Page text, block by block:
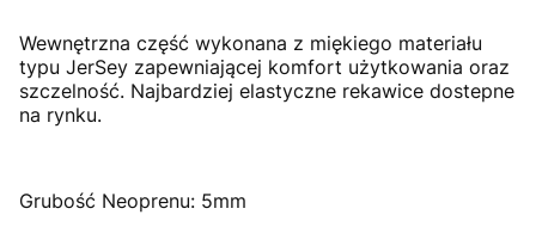
Wewnętrzna część wykonana z miękiego materiału
typu JerSey zapewniającej komfort użytkowania oraz
szczelność. Najbardziej elastyczne rekawice dostepne
na rynku.
Grubość Neoprenu: 5mm